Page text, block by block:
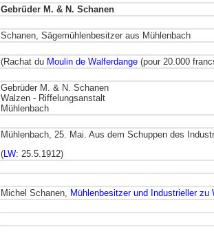
Gebrüder M. & N. Schanen
Schanen, Sägemühlenbesitzer aus Mühlenbach
(Rachat du Moulin de Walferdange (pour 20.000
Gebrüder M. & N. Schanen
Walzen - Riffelungsanstalt
Mühlenbach
Mühlenbach, 25. Mai. Aus dem Schuppen des
(LW: 25.5.1912)
Michel Schanen, Mühlenbesitzer und Industrieller zu